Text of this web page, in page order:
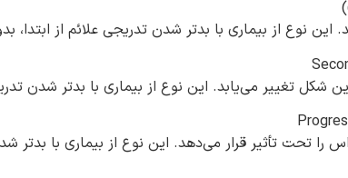
۵ درصد از افراد مبتلا به ام‌اس را تحت تأثیر قرار می‌دهد. این